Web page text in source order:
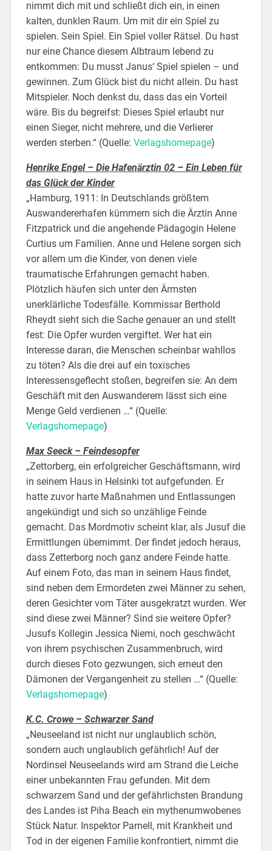
nimmt dich mit und schließt dich ein, in einen
kalten, dunklen Raum. Um mit dir ein Spiel zu
spielen. Sein Spiel. Ein Spiel voller Rätsel. Du hast
nur eine Chance diesem Albtraum lebend zu
entkommen: Du musst Janus‘ Spiel spielen – und
gewinnen. Zum Glück bist du nicht allein. Du hast
Mitspieler. Noch denkst du, dass das ein Vorteil
wäre. Bis du begreifst: Dieses Spiel erlaubt nur
einen Sieger, nicht mehrere, und die Verlierer
werden sterben.“ (Quelle: Verlagshomepage)
Henrike Engel – Die Hafenärztin 02 – Ein Leben für
das Glück der Kinder
„Hamburg, 1911: In Deutschlands größtem
Auswandererhafen kümmern sich die Ärztin Anne
Fitzpatrick und die angehende Pädagogin Helene
Curtius um Familien. Anne und Helene sorgen sich
vor allem um die Kinder, von denen viele
traumatische Erfahrungen gemacht haben.
Plötzlich häufen sich unter den Ärmsten
unerklärliche Todesfälle. Kommissar Berthold
Rheydt sieht sich die Sache genauer an und stellt
fest: Die Opfer wurden vergiftet. Wer hat ein
Interesse daran, die Menschen scheinbar wahllos
zu töten? Als die drei auf ein toxisches
Interessensgeflecht stoßen, begreifen sie: An dem
Geschäft mit den Auswanderern lässt sich eine
Menge Geld verdienen …“ (Quelle:
Verlagshomepage)
Max Seeck – Feindesopfer
„Zettorberg, ein erfolgreicher Geschäftsmann, wird
in seinem Haus in Helsinki tot aufgefunden. Er
hatte zuvor harte Maßnahmen und Entlassungen
angekündigt und sich so unzählige Feinde
gemacht. Das Mordmotiv scheint klar, als Jusuf die
Ermittlungen übernimmt. Der findet jedoch heraus,
dass Zetterborg noch ganz andere Feinde hatte.
Auf einem Foto, das man in seinem Haus findet,
sind neben dem Ermordeten zwei Männer zu sehen,
deren Gesichter vom Täter ausgekratzt wurden. Wer
sind diese zwei Männer? Sind sie weitere Opfer?
Jusufs Kollegin Jessica Niemi, noch geschwächt
von ihrem psychischen Zusammenbruch, wird
durch dieses Foto gezwungen, sich erneut den
Dämonen der Vergangenheit zu stellen …“ (Quelle:
Verlagshomepage)
K.C. Crowe – Schwarzer Sand
„Neuseeland ist nicht nur unglaublich schön,
sondern auch unglaublich gefährlich! Auf der
Nordinsel Neuseelands wird am Strand die Leiche
einer unbekannten Frau gefunden. Mit dem
schwarzem Sand und der gefährlichsten Brandung
des Landes ist Piha Beach ein mythenumwobenes
Stück Natur. Inspektor Parnell, mit Krankheit und
Tod in der eigenen Familie konfrontiert, nimmt die